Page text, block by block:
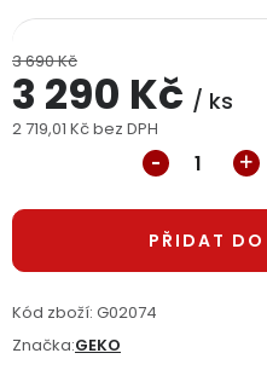
Doprava a platba
Reklamační formulář
Obchodní podmínky
3 690 Kč
3 290 Kč / ks
2 719,01 Kč bez DPH
PŘIDAT
Kód zboží: G02074
Značka:GEKO